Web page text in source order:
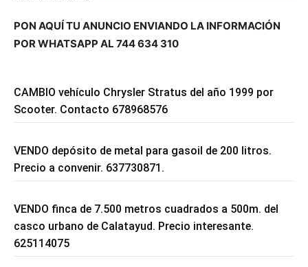
PON AQUÍ TU ANUNCIO ENVIANDO LA INFORMACIÓN
POR WHATSAPP AL 744 634 310
CAMBIO vehículo Chrysler Stratus del año 1999 por
Scooter. Contacto 678968576
VENDO depósito de metal para gasoil de 200 litros.
Precio a convenir. 637730871.
VENDO finca de 7.500 metros cuadrados a 500m. del
casco urbano de Calatayud. Precio interesante.
625114075